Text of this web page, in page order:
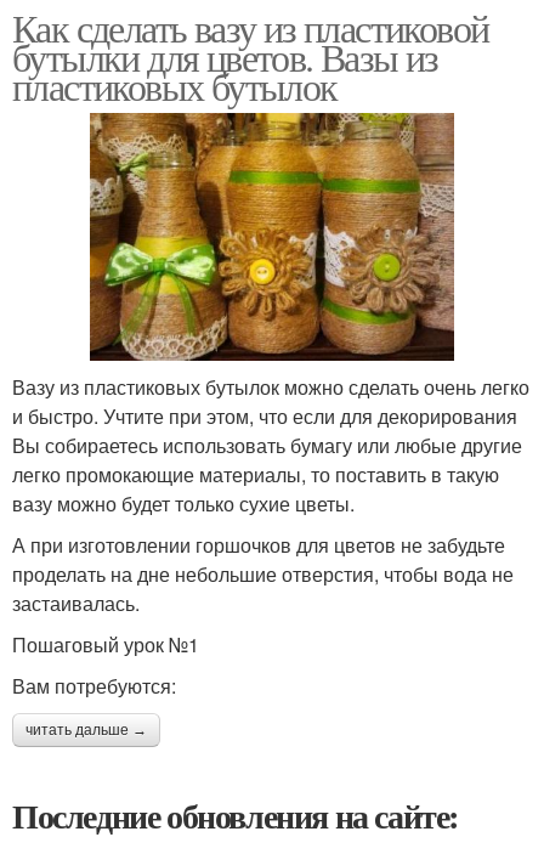
Как сделать вазу из пластиковой
бутылки для цветов. Вазы из
пластиковых бутылок
Вазу из пластиковых бутылок можно сделать очень легко
и быстро. Учтите при этом, что если для декорирования
Вы собираетесь использовать бумагу или любые другие
легко промокающие материалы, то поставить в такую
вазу можно будет только сухие цветы.
А при изготовлении горшочков для цветов не забудьте
проделать на дне небольшие отверстия, чтобы вода не
застаивалась.
Пошаговый урок №1
Вам потребуются:
читать дальше →
Последние обновления на сайте: